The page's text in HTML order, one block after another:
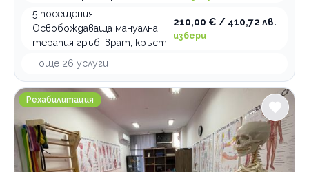
5 посещения
Освобождаваща мануална
терапия гръб, врат, кръст
210,00 € / 410,72 лв.
избери
+ още 26 услуги
Кинезитерапевтичен кабинет DM Physio
Рехабилитация